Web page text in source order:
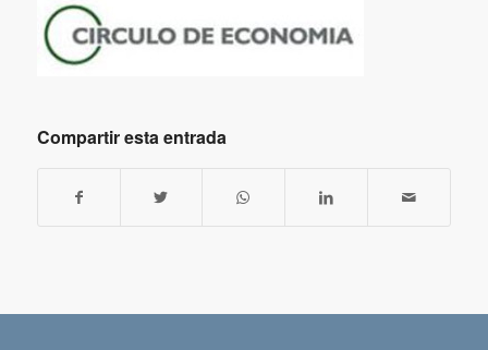
Compartir esta entrada